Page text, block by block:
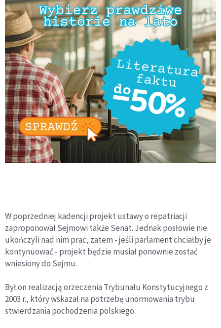
W poprzedniej kadencji projekt ustawy o repatriacji
zaproponował Sejmowi także Senat. Jednak posłowie nie
ukończyli nad nim prac, zatem - jeśli parlament chciałby je
kontynuować - projekt będzie musiał ponownie zostać
wniesiony do Sejmu.
Był on realizacją orzeczenia Trybunału Konstytucyjnego z
2003 r., który wskazał na potrzebę unormowania trybu
stwierdzania pochodzenia polskiego.